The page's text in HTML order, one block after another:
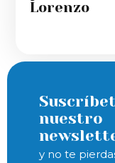
Lorenzo
nuestro
y no te